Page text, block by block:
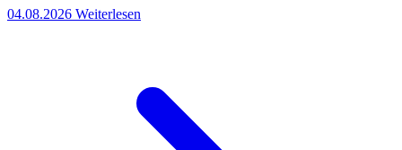
04.08.2026 Weiterlesen